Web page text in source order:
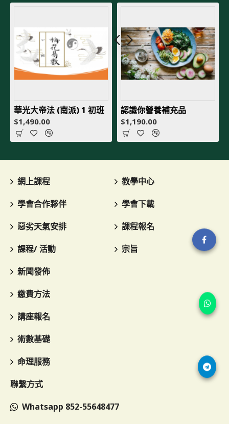
華光大帝法 (南派) 1 初班
$1,490.00
認識你營養補充品
$1,190.00
網上課程
學會合作夥伴
惡劣天氣安排
課程/ 活動
新聞發佈
教學中心
學會下載
課程報名
宗旨
繳費方法
講座報名
術數基礎
命理服務
聯繫方式
Whatsapp 852-55648477